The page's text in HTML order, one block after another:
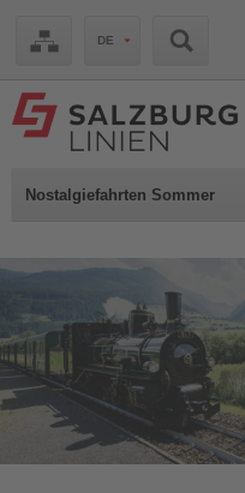
Zum
Inhalt
Alt
+
5
springen
Zugangstaste
+
Shift
+
Zur
Hauptnavigation
springen
DE
Nostalgiefahrten Sommer